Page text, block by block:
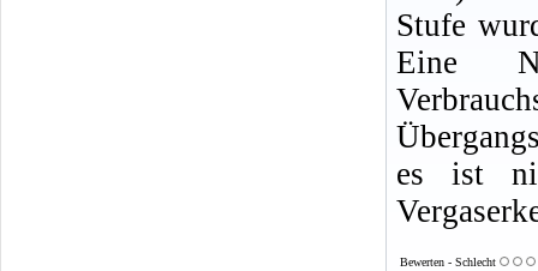
Stufe
Eine
es ist
Bewerten - Schlecht